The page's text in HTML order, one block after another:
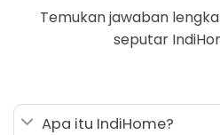
Temukan jawaban
seputar
Apa itu IndiHome?